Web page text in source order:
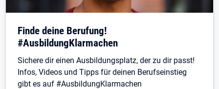
Finde deine Berufung!
#AusbildungKlarmachen
Sichere dir einen Ausbildungsplatz, der zu dir passt!
Infos, Videos und Tipps für deinen Berufseinstieg
gibt es auf #AusbildungKlarmachen